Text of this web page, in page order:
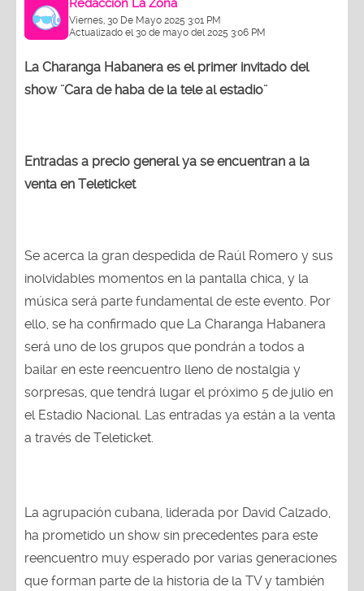
Redacción La Zona
Viernes, 30 De Mayo 2025 3:01 PM
Actualizado el 30 de mayo del 2025 3:06 PM
La Charanga Habanera es el primer invitado del
show ¨Cara de haba de la tele al estadio¨
Entradas a precio general ya se encuentran a la
venta en Teleticket
Se acerca la gran despedida de Raúl Romero y sus
inolvidables momentos en la pantalla chica, y la
música será parte fundamental de este evento. Por
ello, se ha confirmado que La Charanga Habanera
será uno de los grupos que pondrán a todos a
bailar en este reencuentro lleno de nostalgia y
sorpresas, que tendrá lugar el próximo 5 de julio en
el Estadio Nacional. Las entradas ya están a la venta
a través de Teleticket.
La agrupación cubana, liderada por David Calzado,
ha prometido un show sin precedentes para este
reencuentro muy esperado por varias generaciones
que forman parte de la historia de la TV y también